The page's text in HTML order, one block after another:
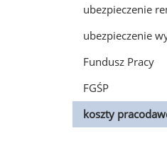
ubezpieczenie
ubezpieczenie
Fundusz Pracy
FGŚP
koszty